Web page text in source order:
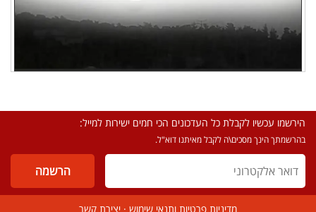
הירשמו עכשיו לקבלת כל העדכונים הכי חמים ישירות למייל:
בהרשמתך הינך מסכים\ה לקבל מאיתנו דוא"ל.
מדיניות פרטיות ותנאי שימוש · יצירת קשר